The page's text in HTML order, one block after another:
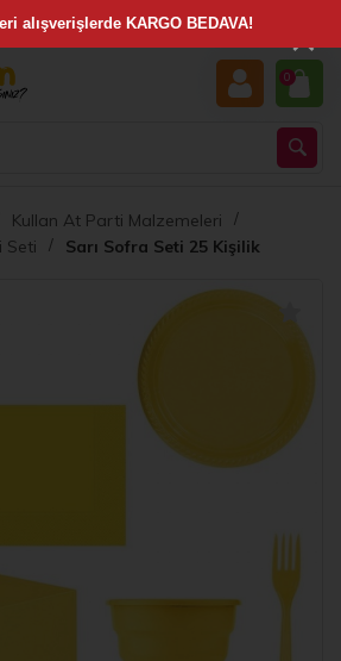
0
Kullan At Parti Malzemeleri
Seti
Sarı Sofra Seti 25 Kişilik
×